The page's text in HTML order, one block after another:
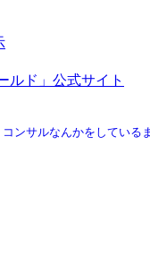
ルド」公式サイト
ンサルなんかをしている